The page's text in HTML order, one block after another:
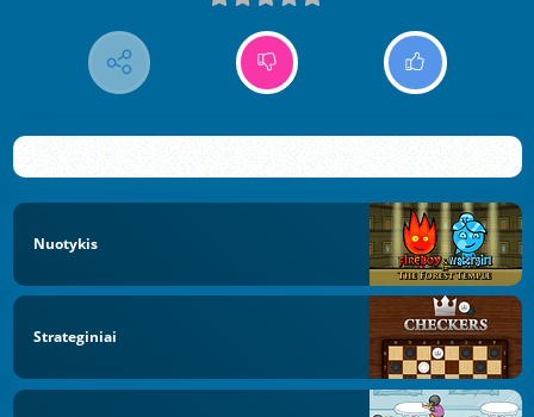
Nuotykis
Strateginiai